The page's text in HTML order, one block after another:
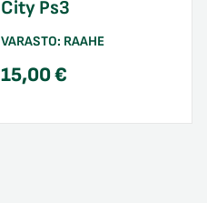
City Ps3
VARASTO: RAAHE
15,00€